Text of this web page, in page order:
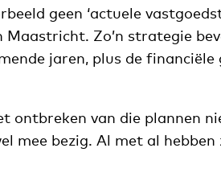
geen ‘actuele
Zo’n strategie
jaren, plus de financiële
ontbreken van die plannen
mee bezig. Al met al hebben